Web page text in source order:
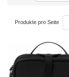
Produkte pro Seite